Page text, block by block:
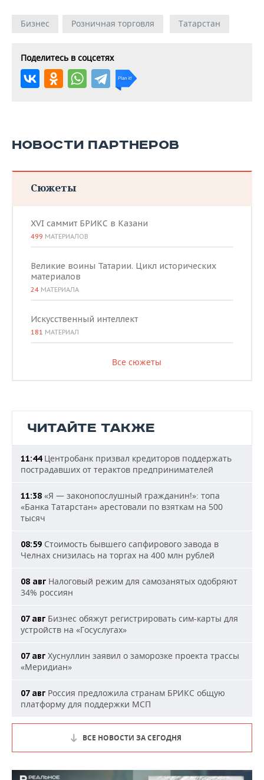
Бизнес Розничная торговля Татарстан
Поделитесь в соцсетях
НОВОСТИ ПАРТНЕРОВ
Сюжеты
XVI саммит БРИКС в Казани
499 МАТЕРИАЛОВ
Великие воины Татарии. Цикл исторических
материалов
24 МАТЕРИАЛА
Искусственный интеллект
181 МАТЕРИАЛ
Все сюжеты
ЧИТАЙТЕ ТАКЖЕ
11:44Центробанк призвал кредиторов поддержать
пострадавших от терактов предпринимателей
11:38 «Я — законопослушный гражданин!»: топа
«Банка Татарстан» арестовали по взяткам на 500
тысяч
08:59 Стоимость бывшего сапфирового завода в
Челнах снизилась на торгах на 400 млн рублей
08 авг Налоговый режим для самозанятых одобряют
34% россиян
07 авг Бизнес обяжут регистрировать сим-карты для
устройств на «Госуслугах»
07 авг Хуснуллин заявил о заморозке проекта трассы
«Меридиан»
07 авг Россия предложила странам БРИКС общую
платформу для поддержки МСП
ВСЕ НОВОСТИ ЗА СЕГОДНЯ